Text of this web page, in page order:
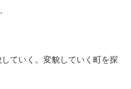
ていく。変貌していく町を探